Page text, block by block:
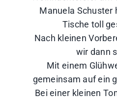
Manuela Schuster
Tische toll
Nach kleinen
wir dann
Mit einem
gemeinsam auf ein
Bei einer kleinen